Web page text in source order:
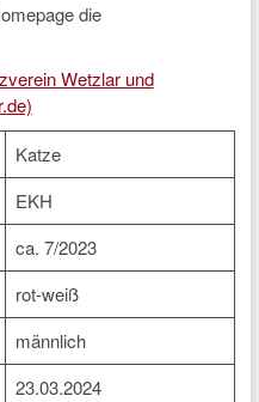
die
Wetzlar und
Katze
EKH
ca. 7/2023
rot-weiß
männlich
23.03.2024